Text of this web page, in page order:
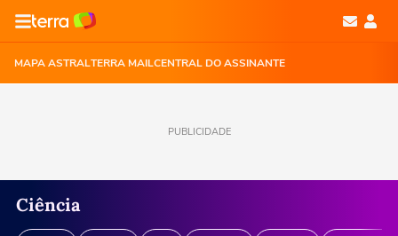
MAPA ASTRALTERRA MAILCENTRAL DO ASSINANTE
PUBLICIDADE
Ciência